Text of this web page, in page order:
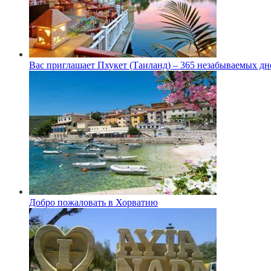
Вас приглашает Пхукет (Таиланд) – 365 незабываемых
Добро пожаловать в Хорватию